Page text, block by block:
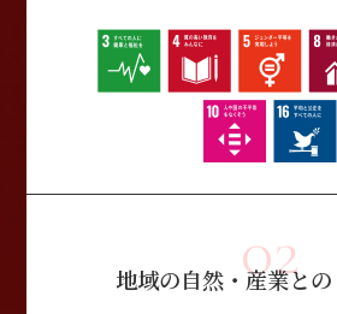
02
地域の自然・産業との